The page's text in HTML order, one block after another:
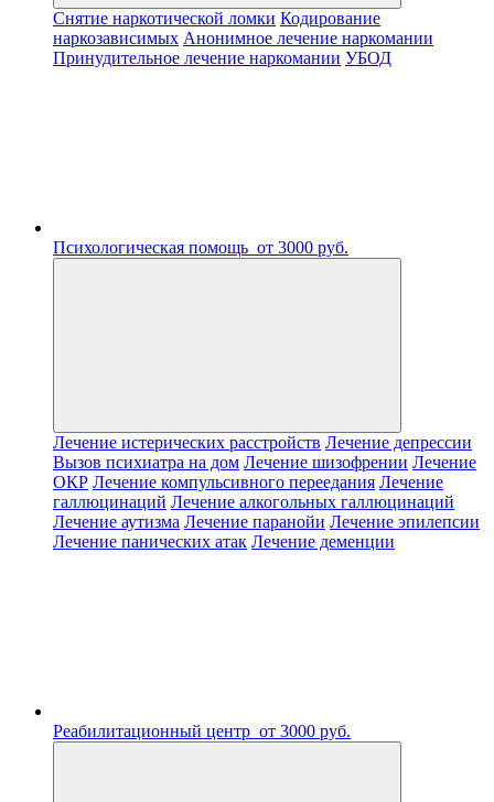
Снятие наркотической ломки Кодирование
наркозависимых Анонимное лечение наркомании
Принудительное лечение наркомании УБОД
Психологическая помощь от 3000 руб.
Лечение истерических расстройств Лечение депрессии
Вызов психиатра на дом Лечение шизофрении Лечение
ОКР Лечение компульсивного переедания Лечение
галлюцинаций Лечение алкогольных галлюцинаций
Лечение аутизма Лечение паранойи Лечение эпилепсии
Лечение панических атак Лечение деменции
Реабилитационный центр от 3000 руб.